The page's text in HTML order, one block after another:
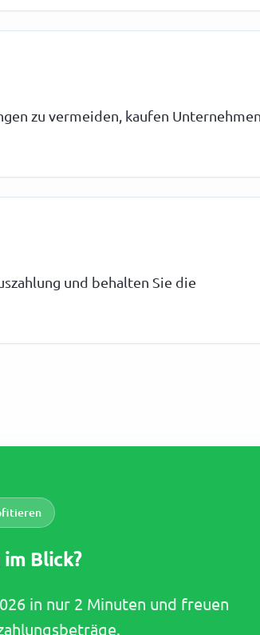
zu vermeiden, kaufen Unternehmen
und behalten Sie die
Blick?
in nur 2 Minuten und freuen